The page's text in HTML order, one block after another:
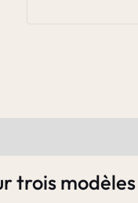
trois modèles